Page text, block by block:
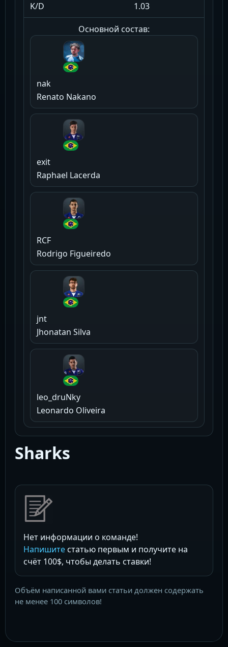
K/D 1.03
Основной состав:
nak
Renato Nakano
exit
Raphael Lacerda
RCF
Rodrigo Figueiredo
jnt
Jhonatan Silva
leo_druNky
Leonardo Oliveira
Sharks
Нет информации о команде!
Напишитестатью первым и получите на
счёт 100$, чтобы делать ставки!
Объём написанной вами статьи должен содержать
не менее 100 символов!